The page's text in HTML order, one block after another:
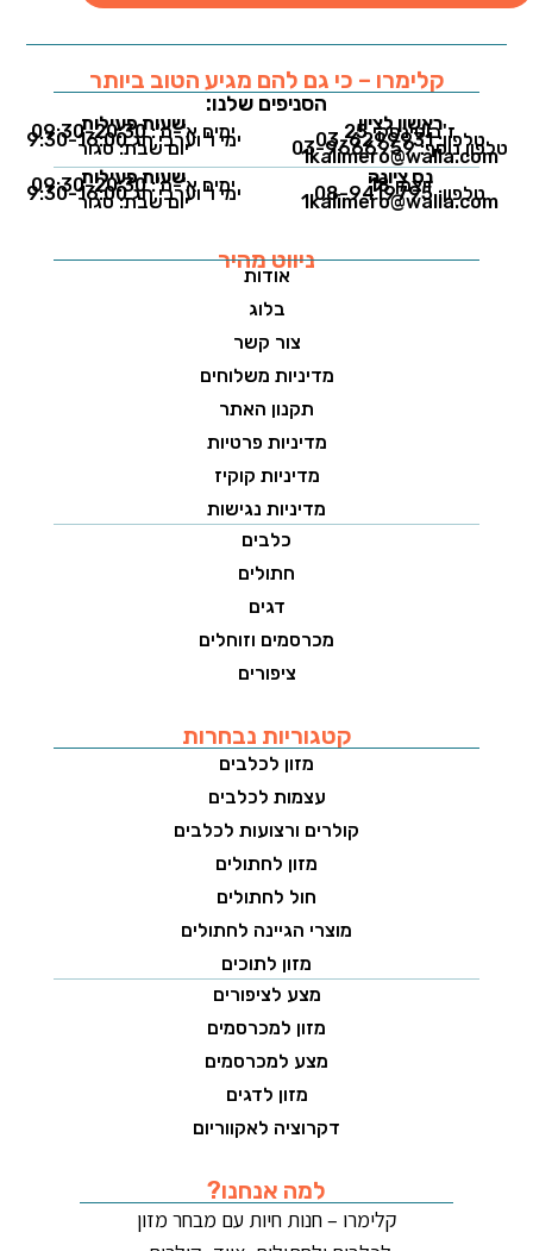
קלימרו – כי גם להם מגיע הטוב ביותר
הסניפים שלנו:
ראשון לציון
ז'בוטינסקי 25טלפון: 03-6299931
טלפון נוסף: 03-9666959
1kalimero@walla.com
שעות פעילותימים א'-ה': 09:30-20:30
ימי ו' וערבי חג 9:30-16:00
יום שבת: סגור
נס ציונה
ויצמן 18טלפון: 08-9419795
1kalimero@walla.com
שעות פעילותימים א'-ה': 09:30-20:30
ימי ו' וערבי חג 9:30-16:00
יום שבת: סגור
ניווט מהיר
אודות
בלוג
צור קשר
מדיניות משלוחים
תקנון האתר
מדיניות פרטיות
מדיניות קוקיז
מדיניות נגישות
כלבים
חתולים
דגים
מכרסמים וזוחלים
ציפורים
קטגוריות נבחרות
מזון לכלבים
עצמות לכלבים
קולרים ורצועות לכלבים
מזון לחתולים
חול לחתולים
מוצרי הגיינה לחתולים
מזון לתוכים
מצע לציפורים
מזון למכרסמים
מצע למכרסמים
מזון לדגים
דקרוציה לאקווריום
למה אנחנו?
קלימרו – חנות חיות עם מבחר מזון